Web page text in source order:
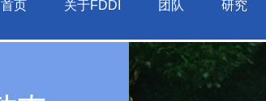
首页 关于FDDI 团队 研究